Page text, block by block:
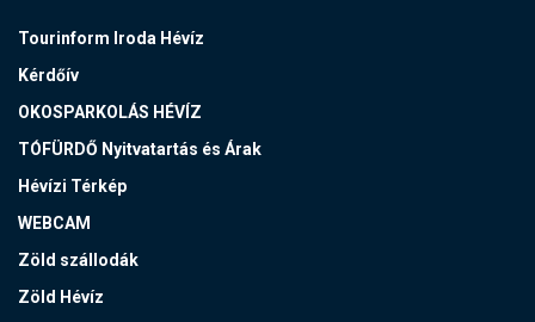
Tourinform Iroda Hévíz
Kérdőív
OKOSPARKOLÁS HÉVÍZ
TÓFÜRDŐ Nyitvatartás és Árak
Hévízi Térkép
WEBCAM
Zöld szállodák
Zöld Hévíz